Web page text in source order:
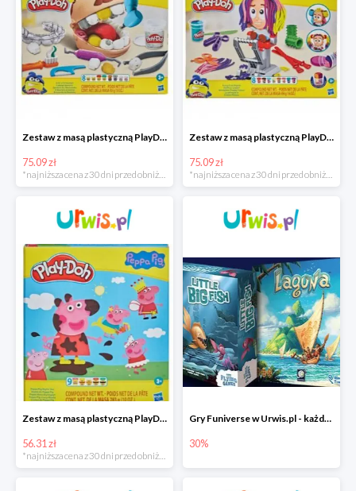
Zestaw z masą plastyczną PlayDoh Dentysta Nowy
75.09 zł
Zestaw z masą plastyczną PlayDoh Fryzjer Nowy
75.09 zł
Zestaw z masą plastyczną PlayDoh Świnka Peppa
56.31 zł
Gry Funiverse w Urwis.pl - każda kolejna gra taniej
30%